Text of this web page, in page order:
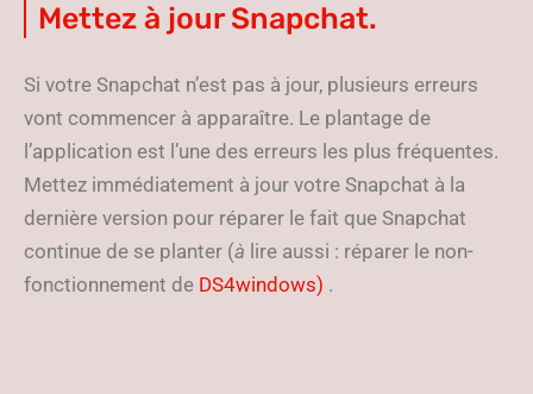
Mettez à jour Snapchat.
Si votre Snapchat n’est pas à jour, plusieurs erreurs
vont commencer à apparaître. Le plantage de
l’application est l’une des erreurs les plus fréquentes.
Mettez immédiatement à jour votre Snapchat à la
dernière version pour réparer le fait que Snapchat
continue de se planter (à lire aussi : réparer le non-
fonctionnement de DS4windows) .